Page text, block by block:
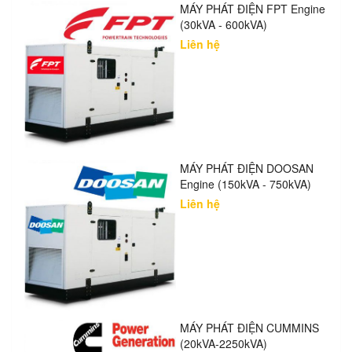
MÁY PHÁT ĐIỆN FPT Engine
(30kVA - 600kVA)
Liên hệ
MÁY PHÁT ĐIỆN DOOSAN
Engine (150kVA - 750kVA)
Liên hệ
MÁY PHÁT ĐIỆN CUMMINS
(20kVA-2250kVA)